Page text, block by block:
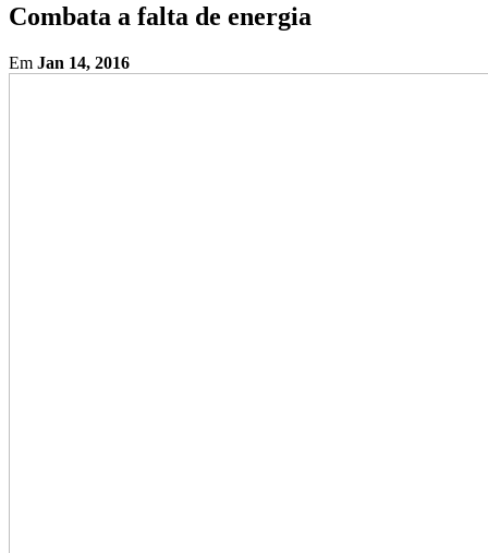
Combata a falta de energia
Em Jan 14, 2016